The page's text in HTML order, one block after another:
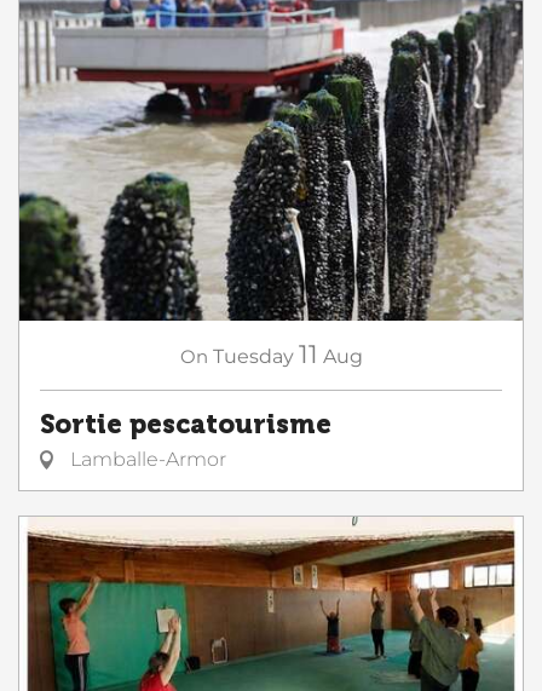
On Tuesday 11 Aug
Sortie pescatourisme
Lamballe-Armor